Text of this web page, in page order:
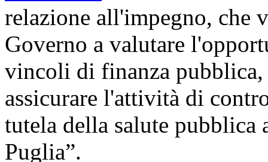
relazione all'impegno, che
Governo a valutare
vincoli di finanza
assicurare l'attività di
tutela della salute pubblica
Puglia”.